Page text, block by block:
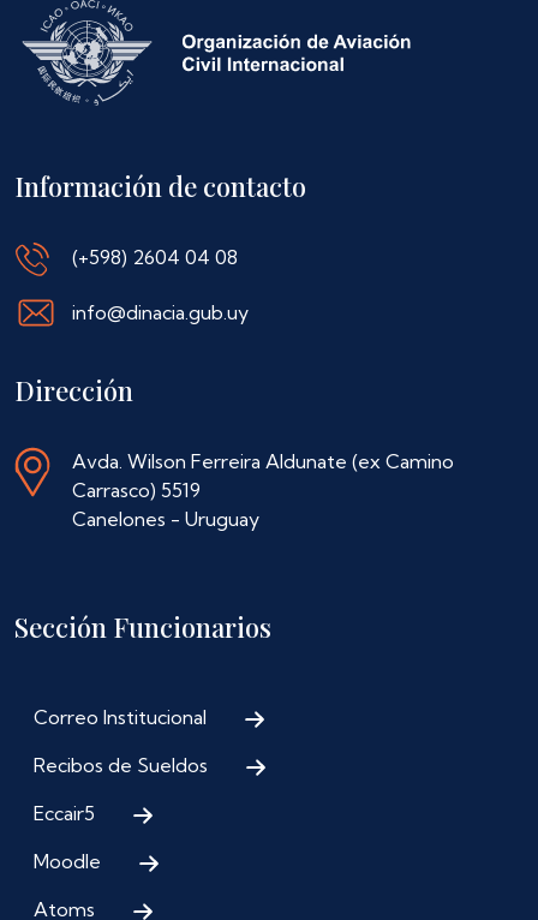
Información de contacto
(+598) 2604 04 08
info@dinacia.gub.uy
Dirección
Avda. Wilson Ferreira Aldunate (ex Camino
Carrasco) 5519
Canelones - Uruguay
Sección Funcionarios
Correo Institucional
Recibos de Sueldos
Eccair5
Moodle
Atoms